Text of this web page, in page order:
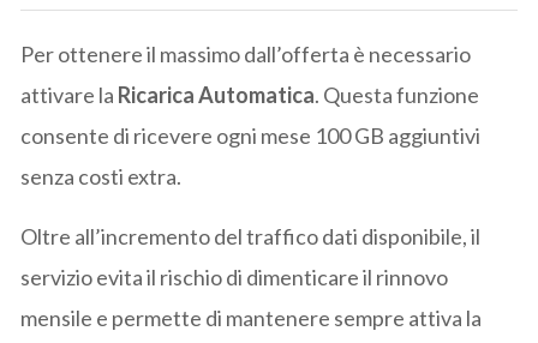
Per ottenere il massimo dall’offerta è necessario
attivare la Ricarica Automatica. Questa funzione
consente di ricevere ogni mese 100 GB aggiuntivi
senza costi extra.
Oltre all’incremento del traffico dati disponibile, il
servizio evita il rischio di dimenticare il rinnovo
mensile e permette di mantenere sempre attiva la